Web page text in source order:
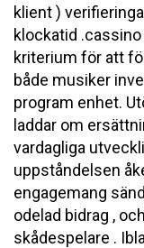
klient )
klockatid
kriterium för att
både musiker
program enhet.
laddar om
vardagliga
uppståndelsen
engagemang
odelad bidrag ,
skådespelare .